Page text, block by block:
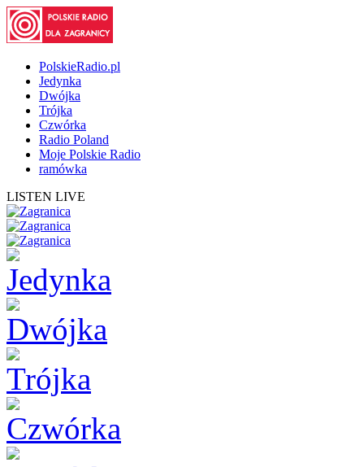
PolskieRadio.pl
Jedynka
Dwójka
Trójka
Czwórka
Radio Poland
Moje Polskie Radio
ramówka
LISTEN LIVE